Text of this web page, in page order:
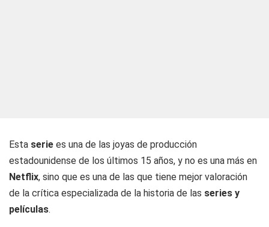
Esta serie es una de las joyas de producción
estadounidense de los últimos 15 años, y no es una más en
Netflix, sino que es una de las que tiene mejor valoración
de la crítica especializada de la historia de las series y
películas.